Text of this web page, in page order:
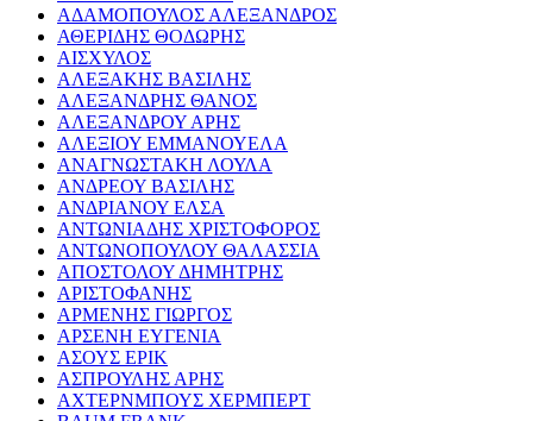
ΑΔΑΜΟΠΟΥΛΟΣ ΑΛΕΞΑΝΔΡΟΣ
ΑΘΕΡΙΔΗΣ ΘΟΔΩΡΗΣ
ΑΙΣΧΥΛΟΣ
ΑΛΕΞΑΚΗΣ ΒΑΣΙΛΗΣ
ΑΛΕΞΑΝΔΡΗΣ ΘΑΝΟΣ
ΑΛΕΞΑΝΔΡΟΥ ΑΡΗΣ
ΑΛΕΞΙΟΥ ΕΜΜΑΝΟΥΕΛΑ
ΑΝΑΓΝΩΣΤΑΚΗ ΛΟΥΛΑ
ΑΝΔΡΕΟΥ ΒΑΣΙΛΗΣ
ΑΝΔΡΙΑΝΟΥ ΕΛΣΑ
ΑΝΤΩΝΙΑΔΗΣ ΧΡΙΣΤΟΦΟΡΟΣ
ΑΝΤΩΝΟΠΟΥΛΟΥ ΘΑΛΑΣΣΙΑ
ΑΠΟΣΤΟΛΟΥ ΔΗΜΗΤΡΗΣ
ΑΡΙΣΤΟΦΑΝΗΣ
ΑΡΜΕΝΗΣ ΓΙΩΡΓΟΣ
ΑΡΣΕΝΗ ΕΥΓΕΝΙΑ
ΑΣΟΥΣ ΕΡΙΚ
ΑΣΠΡΟΥΛΗΣ ΑΡΗΣ
ΑΧΤΕΡΝΜΠΟΥΣ ΧΕΡΜΠΕΡΤ